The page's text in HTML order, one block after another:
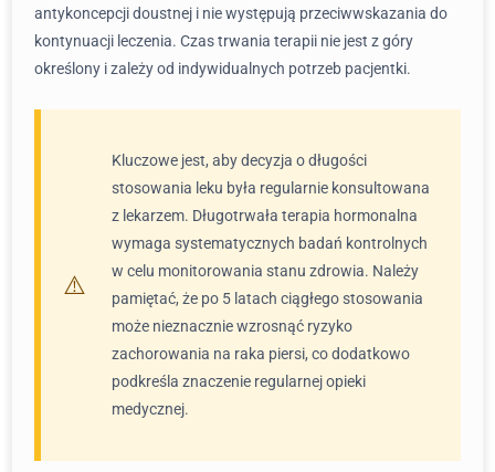
antykoncepcji doustnej i nie występują przeciwwskazania do
kontynuacji leczenia. Czas trwania terapii nie jest z góry
określony i zależy od indywidualnych potrzeb pacjentki.
Kluczowe jest, aby decyzja o długości
stosowania leku była regularnie konsultowana
z lekarzem. Długotrwała terapia hormonalna
wymaga systematycznych badań kontrolnych
w celu monitorowania stanu zdrowia. Należy
pamiętać, że po 5 latach ciągłego stosowania
może nieznacznie wzrosnąć ryzyko
zachorowania na raka piersi, co dodatkowo
podkreśla znaczenie regularnej opieki
medycznej.